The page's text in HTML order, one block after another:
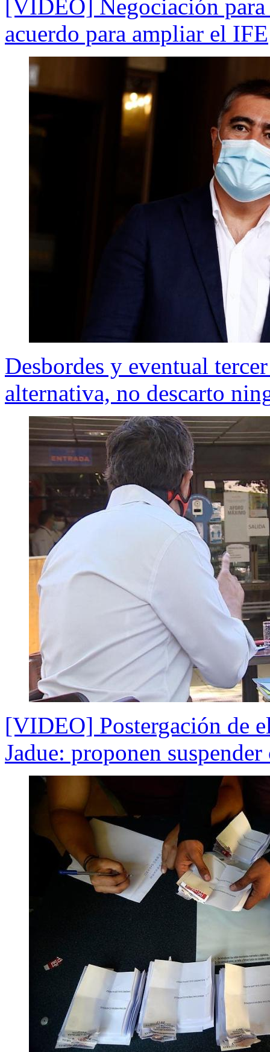
[VIDEO] Negociación para
acuerdo para ampliar el IFE
Desbordes y eventual
alternativa, no descarto
[VIDEO] Postergación de
Jadue: proponen suspender